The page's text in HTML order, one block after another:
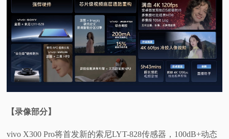
【录像部分】
vivo X300 Pro将首发新的索尼LYT-828传感器，100dB+动态